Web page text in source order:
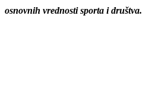
osnovnih vrednosti sporta i društva.